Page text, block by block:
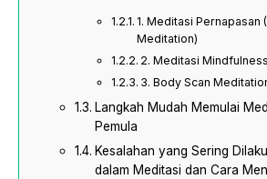
1. Meditasi Pernapasan
Meditation)
2. Meditasi Mindfulness
3. Body Scan
Langkah Mudah Memulai
Pemula
Kesalahan yang Sering
dalam Meditasi dan Cara